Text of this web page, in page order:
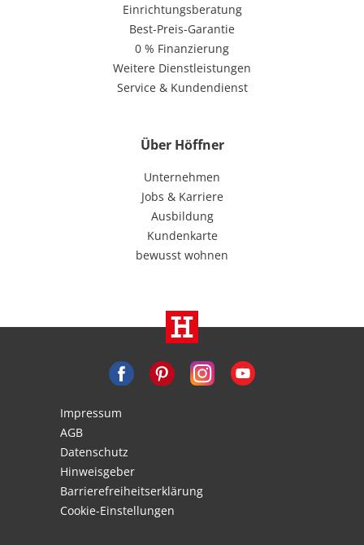
Einrichtungsberatung
Best-Preis-Garantie
0 % Finanzierung
Weitere Dienstleistungen
Service & Kundendienst
Über Höffner
Unternehmen
Jobs & Karriere
Ausbildung
Kundenkarte
bewusst wohnen
Impressum
AGB
Datenschutz
Hinweisgeber
Barrierefreiheitserklärung
Cookie-Einstellungen